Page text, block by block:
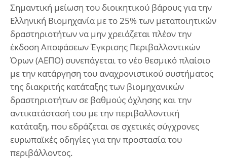
Σημαντική μείωση του διοικητικού βάρους για την
Ελληνική Βιομηχανία με το 25% των μεταποιητικών
δραστηριοτήτων να μην χρειάζεται πλέον την
έκδοση Αποφάσεων Έγκρισης Περιβαλλοντικών
Όρων (ΑΕΠΟ) συνεπάγεται το νέο θεσμικό πλαίσιο
με την κατάργηση του αναχρονιστικού συστήματος
της διακριτής κατάταξης των βιομηχανικών
δραστηριοτήτων σε βαθμούς όχλησης και την
αντικατάστασή του με την περιβαλλοντική
κατάταξη, που εδράζεται σε σχετικές σύγχρονες
ευρωπαϊκές οδηγίες για την προστασία του
περιβάλλοντος.